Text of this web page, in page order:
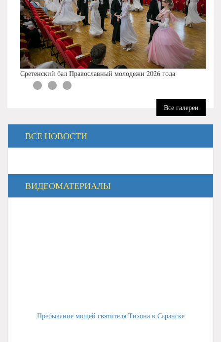
Сретенский бал Православный молодежи 2026 года
Все галереи
ВСЕ НОВОСТИ
ВИДЕОМАТЕРИАЛЫ
Пребывание мощей святителя Тихона в Саранске